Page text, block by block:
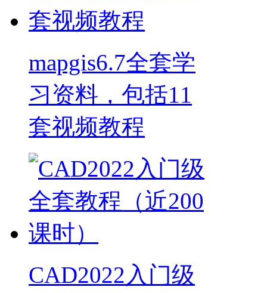
mapgis6.7全套学
习资料，包括11
套视频教程
CAD2022入门级